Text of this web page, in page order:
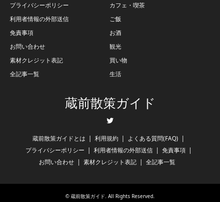
プライバシーポリシー
利用者情報の外部送信
免責事項
お問い合わせ
素材クレジット表記
全記事一覧
カフェ・喫茶
ご飯
お酒
観光
買い物
生活
蔵前散策ガイド
蔵前散策ガイドとは 利用規約
よくある質問(FAQ)
プライバシーポリシー
利用者情報の外部送信
免責事項
お問い合わせ
素材クレジット表記 全記事一覧
© 蔵前散策ガイド. All Rights Reserved.